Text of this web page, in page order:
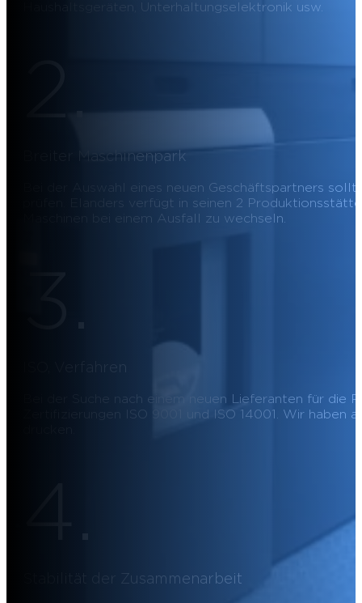
Haushaltsgeräten, Unterhaltungselektronik usw.
Breiter Maschinenpark
Bei der Auswahl eines neuen Geschäftspartners
prüfen. Elanders verfügt in seinen 2
Maschinen bei einem Ausfall zu wechseln.
ISO, Verfahren
Bei der Suche nach einem neuen Lieferanten für
Zertifizierungen ISO 9001 und ISO 14001. Wir
Stabilität der Zusammenarbeit